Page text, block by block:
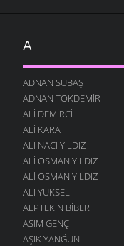
A
ADNAN SUBAŞ
ADNAN TOKDEMIR
ALI DEMIRCI
ALI KARA
ALI NACI YILDIZ
ALI OSMAN YILDIZ
ALI OSMAN YILDIZ
ALI YÜKSEL
ALPTEKIN BIBER
ASIM GENÇ
AŞIK YANĞUNI